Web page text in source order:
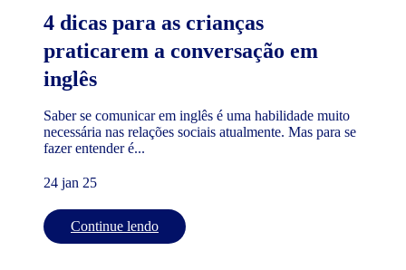
4 dicas para as crianças
praticarem a conversação em
inglês
Saber se comunicar em inglês é uma habilidade muito
necessária nas relações sociais atualmente. Mas para se
fazer entender é...
24 jan 25
Continue lendo